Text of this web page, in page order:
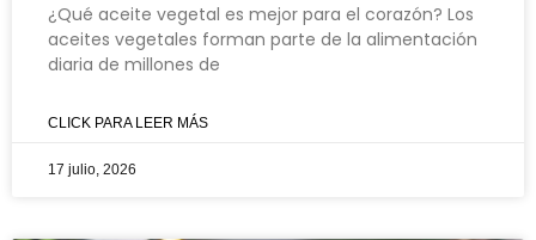
¿Qué aceite vegetal es mejor para el corazón? Los
aceites vegetales forman parte de la alimentación
diaria de millones de
CLICK PARA LEER MÁS
17 julio, 2026